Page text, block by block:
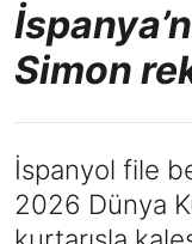
Simon
İspanyol file
2026 Dünya